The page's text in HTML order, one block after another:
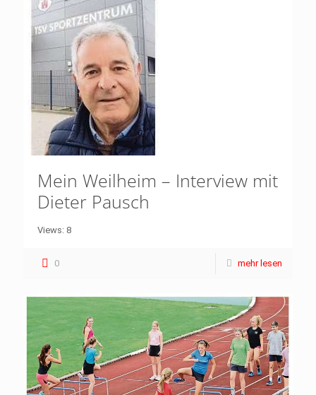
Mein Weilheim – Interview mit
Dieter Pausch
Views: 8
0 mehr lesen